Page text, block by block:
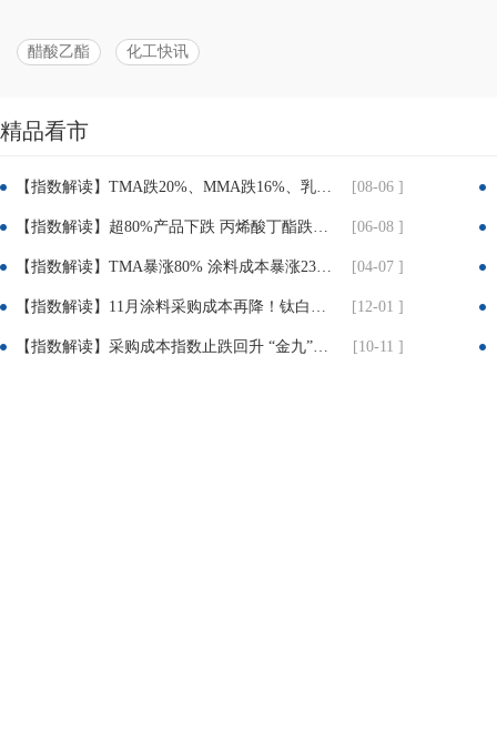
醋酸乙酯 化工快讯
享：
精品看市
【指数解读】TMA跌20%、MMA跌16%、乳液跌8.7%！建筑、粉末涂料企业迎喘息窗口 [08-06 ]
【指数解读】超80%产品下跌 丙烯酸丁酯跌近25% TMP跌超30% 涂料成本压力迎实质性缓解 [06-08 ]
【指数解读】TMA暴涨80% 涂料成本暴涨23% 成本倒逼下 涂料企业集体提价3%-12% [04-07 ]
【指数解读】11月涂料采购成本再降！钛白粉疲软、丙烯酸暴跌近10%！ [12-01 ]
【指数解读】采购成本指数止跌回升 “金九”旺季初显积极信号 [10-11 ]